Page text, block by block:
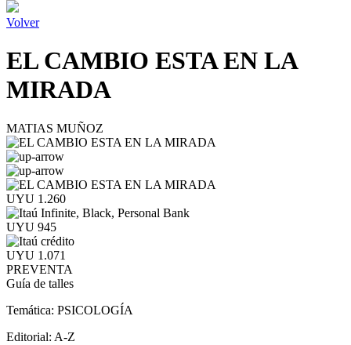
Volver
EL CAMBIO ESTA EN LA
MIRADA
MATIAS MUÑOZ
UYU 1.260
UYU 945
UYU 1.071
PREVENTA
Guía de talles
Temática: PSICOLOGÍA
Editorial: A-Z